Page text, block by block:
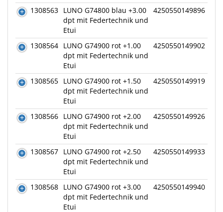
1308563 LUNO G74800 blau +3.00
dpt mit Federtechnik und
Etui
4250550149896
1308564 LUNO G74900 rot +1.00
dpt mit Federtechnik und
Etui
4250550149902
1308565 LUNO G74900 rot +1.50
dpt mit Federtechnik und
Etui
4250550149919
1308566 LUNO G74900 rot +2.00
dpt mit Federtechnik und
Etui
4250550149926
1308567 LUNO G74900 rot +2.50
dpt mit Federtechnik und
Etui
4250550149933
1308568 LUNO G74900 rot +3.00
dpt mit Federtechnik und
Etui
4250550149940